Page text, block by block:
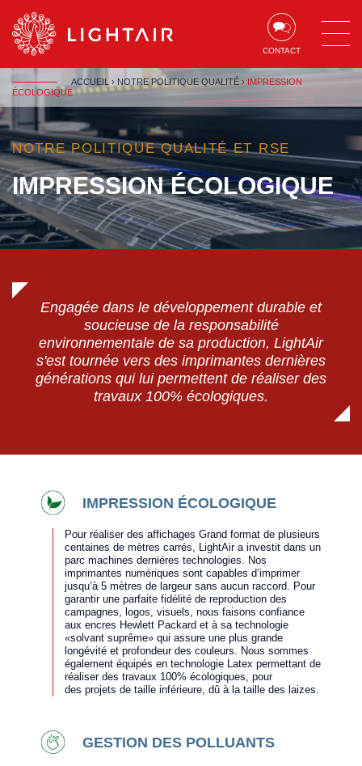
Aller au contenu Aller à la recherche
CONTACT
ACCUEIL › NOTRE POLITIQUE QUALITÉ› IMPRESSION
ÉCOLOGIQUE
NOTRE POLITIQUE QUALITÉ ET RSE
IMPRESSION ÉCOLOGIQUE
Engagée dans le développement durable et
soucieuse de la responsabilité
environnementale de sa production, LightAir
s'est tournée vers des imprimantes dernières
générations qui lui permettent de réaliser des
travaux 100% écologiques.
IMPRESSION ÉCOLOGIQUE
Pour réaliser des affichages Grand format de plusieurs
centaines de mètres carrés, LightAir a investit dans un
parc machines dernières technologies. Nos
imprimantes numériques sont capables d’imprimer
jusqu’à 5 mètres de largeur sans aucun raccord. Pour
garantir une parfaite fidélité de reproduction des
campagnes, logos, visuels, nous faisons confiance
aux encres Hewlett Packard et à sa technologie
«solvant suprême» qui assure une plus grande
longévité et profondeur des couleurs. Nous sommes
également équipés en technologie Latex permettant de
réaliser des travaux 100% écologiques, pour
des projets de taille inférieure, dû à la taille des laizes.
GESTION DES POLLUANTS